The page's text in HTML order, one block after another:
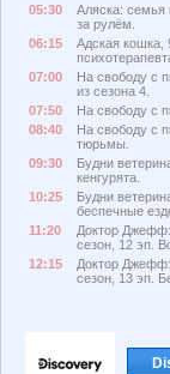
05:30
Аляска: семья
за рулём.
06:15
Адская кошка,
07:00
На свободу с
из сезона 4.
07:50
На свободу с
08:40
На свободу с
тюрьмы.
09:30
Будни
кенгурята.
10:25
Будни
беспечные
11:20
Доктор
сезон, 12 эп.
12:15
Доктор
сезон, 13 эп.